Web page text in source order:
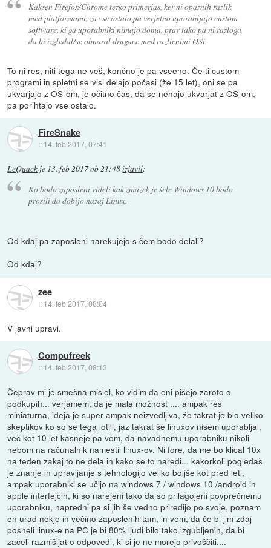
Kaksen Firefox/Chrome tezko primerjas, ker ni opaznih razlik
med platformami, za vse ostalo pa verjetno uporabljajo custom
software, ki ga uporabniki nimajo doma, prav tako pa ni razloga
da bi izgledal/se obnasal drugace med razlicnimi OSi.
To ni res, niti tega ne veš, končno je pa vseeno. Če ti custom
programi in spletni servisi delajo počasi (že 15 let), oni se pa
ukvarjajo z OS-om, je očitno čas, da se nehajo ukvarjat z OS-om,
pa porihtajo vse ostalo.
FireSnake
:: 14. feb 2017, 07:41
LeQuack je 13. feb 2017 ob 21:48izjavil:
Ko bodo zaposleni videli kak zmazek je šele Windows 10 bodo
prosili da dobijo nazaj Linux.
Od kdaj pa zaposleni narekujejo s čem bodo delali?
Od kdaj?
zee
:: 14. feb 2017, 08:04
V javni upravi.
Compufreek
:: 14. feb 2017, 08:13
Čeprav mi je smešna mislel, ko vidim da eni pišejo zaroto o
podkupih... verjamem, da je mala možnost .... ampak res
miniaturna, ideja je super ampak neizvedljiva, že takrat je blo veliko
skeptikov ko so se tega lotili, jaz takrat še linuxov nisem uporabljal,
več kot 10 let kasneje pa vem, da navadnemu uporabniku nikoli
nebom na računalnik namestil linux-ov. Ni fore, da me bo klical 10x
na teden zakaj to ne dela in kako se to naredi... kakorkoli pogledaš
je znanje in upravljanje s tehnologijo veliko boljše kot pred leti,
ampak uporabniki se učijo na windows 7 / windows 10 /android in
apple interfejcih, ki so narejeni tako da so prilagojeni povprečnemu
uporabniku, napredni pa si jih še vedno priredijo po svoje, poznam
en urad nekje in večino zaposlenih tam, in vem, da če bi jim zdaj
posneli linux-e na PC je bi 80% ljudi bilo tako izgubljenih, da bi
začeli razmišljat o odpovedi, ki si je ne morejo privoščiti....